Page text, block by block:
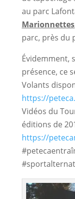
au parc
Marionnettes
parc, près du
Évidemment,
présence, ce
Volants
https://
Vidéos du
éditions de
https://